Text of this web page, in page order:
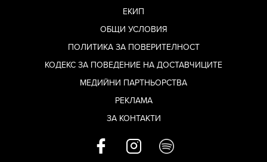
ЕКИП
ОБЩИ УСЛОВИЯ
ПОЛИТИКА ЗА ПОВЕРИТЕЛНОСТ
КОДЕКС ЗА ПОВЕДЕНИЕ НА ДОСТАВЧИЦИТЕ
МЕДИЙНИ ПАРТНЬОРСТВА
РЕКЛАМА
ЗА КОНТАКТИ